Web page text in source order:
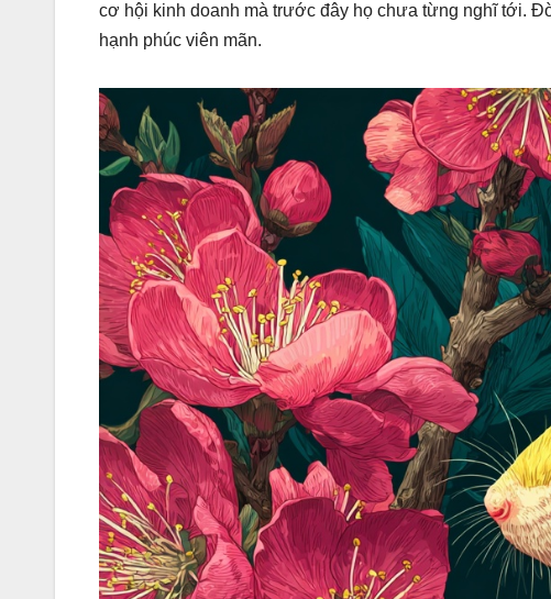
cơ hội kinh doanh mà trước đây họ chưa từng nghĩ tới.
hạnh phúc viên mãn.